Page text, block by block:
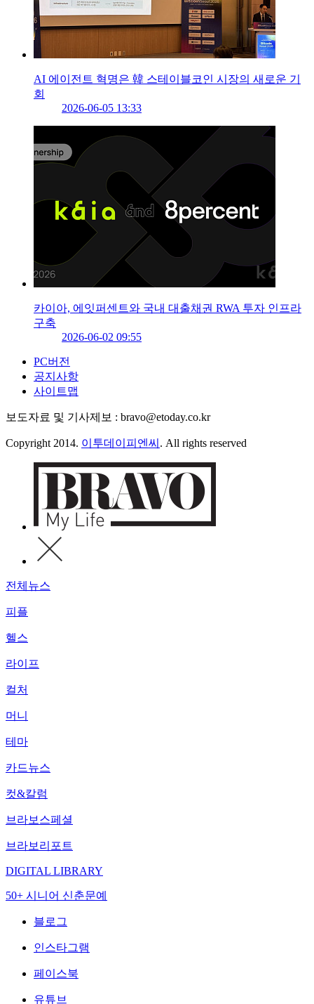
AI 에이전트 혁명은 韓 스테이블코인 시장의 새로운 기
회
2026-06-05 13:33
카이아, 에잇퍼센트와 국내 대출채권 RWA 투자 인프라
구축
2026-06-02 09:55
PC버전
공지사항
사이트맵
보도자료 및 기사제보 : bravo@etoday.co.kr
Copyright 2014. 이투데이피엔씨 . All rights reserved
전체뉴스
피플
헬스
라이프
컬처
머니
테마
카드뉴스
컷&칼럼
브라보스페셜
브라보리포트
DIGITAL LIBRARY
50+ 시니어 신춘문예
블로그
인스타그램
페이스북
유튜브